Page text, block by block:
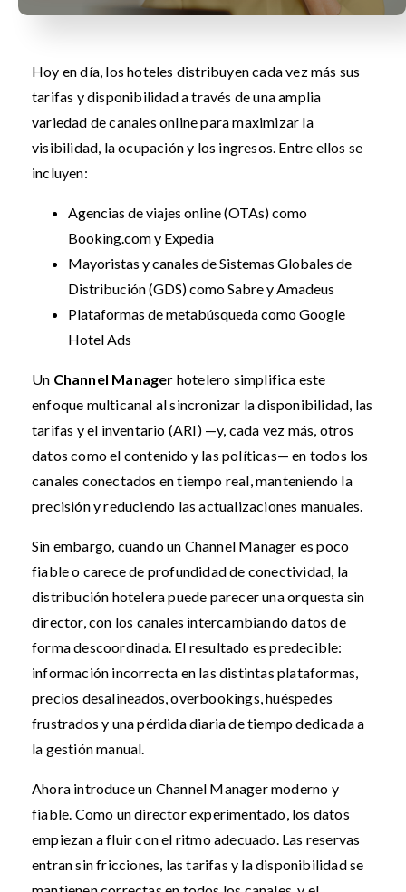
Hoy en día, los hoteles distribuyen cada vez más sus
tarifas y disponibilidad a través de una amplia
variedad de canales online para maximizar la
visibilidad, la ocupación y los ingresos. Entre ellos se
incluyen:
Agencias de viajes online (OTAs) como
Booking.com y Expedia
Mayoristas y canales de Sistemas Globales de
Distribución (GDS) como Sabre y Amadeus
Plataformas de metabúsqueda como Google
Hotel Ads
Un Channel Manager hotelero simplifica este
enfoque multicanal al sincronizar la disponibilidad, las
tarifas y el inventario (ARI) —y, cada vez más, otros
datos como el contenido y las políticas— en todos los
canales conectados en tiempo real, manteniendo la
precisión y reduciendo las actualizaciones manuales.
Sin embargo, cuando un Channel Manager es poco
fiable o carece de profundidad de conectividad, la
distribución hotelera puede parecer una orquesta sin
director, con los canales intercambiando datos de
forma descoordinada. El resultado es predecible:
información incorrecta en las distintas plataformas,
precios desalineados, overbookings, huéspedes
frustrados y una pérdida diaria de tiempo dedicada a
la gestión manual.
Ahora introduce un Channel Manager moderno y
fiable. Como un director experimentado, los datos
empiezan a fluir con el ritmo adecuado. Las reservas
entran sin fricciones, las tarifas y la disponibilidad se